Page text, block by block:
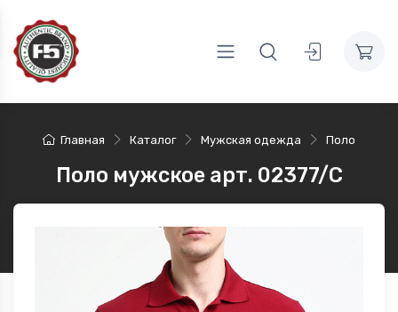
Главная Каталог Мужская одежда Поло
Поло мужское арт. 02377/C